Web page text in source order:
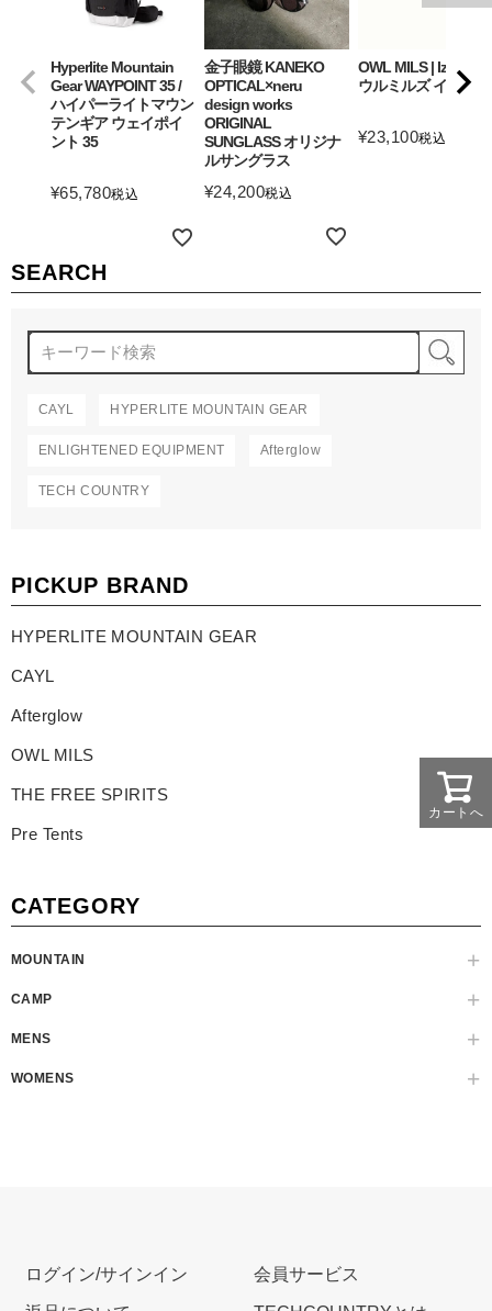
SEARCH
CAYL HYPERLITE MOUNTAIN GEAR
ENLIGHTENED EQUIPMENT Afterglow
TECH COUNTRY
PICKUP BRAND
HYPERLITE MOUNTAIN GEAR
CAYL
Afterglow
OWL MILS
THE FREE SPIRITS
Pre Tents
CATEGORY
MOUNTAIN
CAMP
MENS
WOMENS
Hyperlite Mountain
Gear WAYPOINT 35 /
ハイパーライトマウン
テンギア ウェイポイ
ント 35
¥65,780税込
金子眼鏡 KANEKO
OPTICAL×neru
design works
ORIGINAL
SUNGLASS オリジナ
ルサングラス
¥24,200税込
OWL MILS | Izanagi
ウルミルズ イザナギ
¥23,100税込
カートへ
ログイン/サインイン 会員サービス